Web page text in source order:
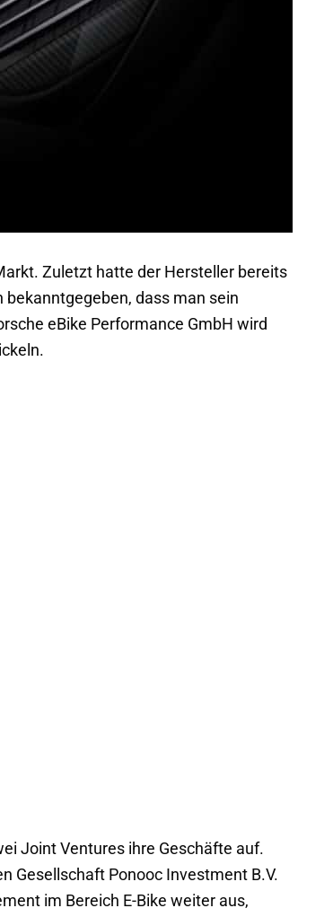
Zuletzt hatte der Hersteller bereits
dass man sein
eBike Performance GmbH wird
Joint Ventures ihre Geschäfte auf.
Gesellschaft Ponooc Investment B.V.
im Bereich E-Bike weiter aus,